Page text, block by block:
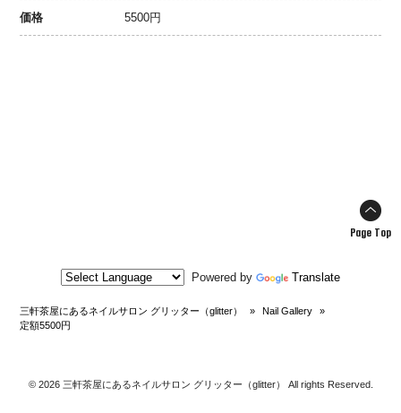
価格 5500円
Page Top
Powered by Translate
三軒茶屋にあるネイルサロン グリッター（glitter） » Nail Gallery
»
定額5500円
© 2026 三軒茶屋にあるネイルサロン グリッター（glitter） All rights Reserved.